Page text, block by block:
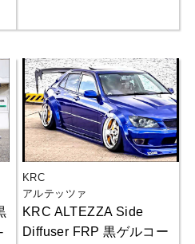
KRC
アルテッツァ
KRC ALTEZZA Side
Diffuser FRP 黒ゲルコー